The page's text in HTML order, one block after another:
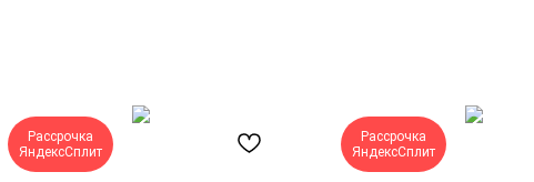
Рассрочка
ЯндексСплит
Рассрочка
ЯндексСплит